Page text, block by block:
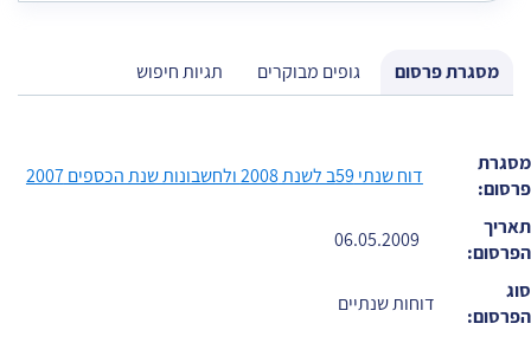
מסגרת פרסום גופים מבוקרים תגיות חיפוש
מסגרת
פרסום:
דוח שנתי 59ב לשנת 2008 ולחשבונות שנת הכספים 2007
תאריך
הפרסום:
06.05.2009
סוג
הפרסום:
דוחות שנתיים